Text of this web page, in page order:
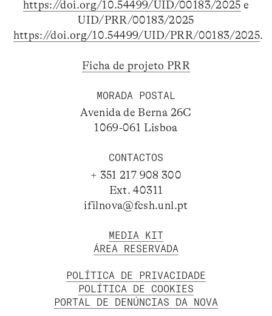
https://doi.org/10.54499/UID/00183/2025 e
UID/PRR/00183/2025
https://doi.org/10.54499/UID/PRR/00183/2025.
Ficha de projeto PRR
MORADA POSTAL
Avenida de Berna 26C
1069-061 Lisboa
CONTACTOS
+ 351 217 908 300
Ext. 40311
ifilnova@fcsh.unl.pt
MEDIA KIT
ÁREA RESERVADA
POLÍTICA DE PRIVACIDADE
POLÍTICA DE COOKIES
PORTAL DE DENÚNCIAS DA NOVA